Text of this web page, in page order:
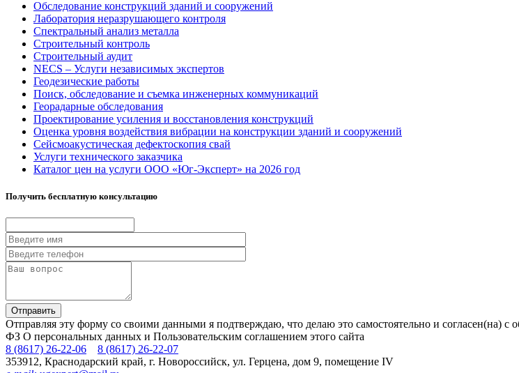
Обследование конструкций зданий и сооружений
Лаборатория неразрушающего контроля
Спектральный анализ металла
Строительный контроль
Строительный аудит
NECS – Услуги независимых экспертов
Геодезические работы
Поиск, обследование и съемка инженерных коммуникаций
Георадарные обследования
Проектирование усиления и восстановления конструкций
Оценка уровня воздействия вибрации на конструкции зданий и сооружений
Сейсмоакустическая дефектоскопия свай
Услуги технического заказчика
Каталог цен на услуги ООО «Юг-Эксперт» на 2026 год
Получить бесплатную консультацию
Отправляя эту форму со своими данными я подтверждаю, что делаю это самостоятельно и согласен(на)
ФЗ О персональных данных и Пользовательским соглашением этого сайта
8 (8617) 26-22-06
8 (8617) 26-22-07
353912, Краснодарский край, г. Новороссийск, ул. Герцена, дом 9, помещение IV